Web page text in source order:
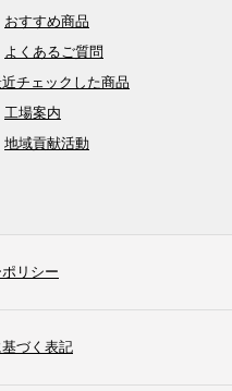
おすすめ商品
よくあるご質問
チェックした商品
工場案内
地域貢献活動
リシー
づく表記